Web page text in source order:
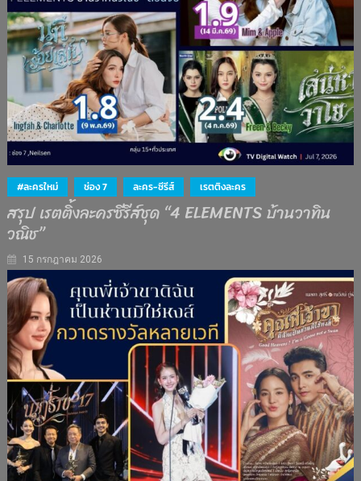
#ละครใหม่ ช่อง 7 ละคร-ซีรีส์ เรตติงละคร
สรุป เรตติ้งละครซีรีส์ชุด “4 ELEMENTS บ้านวาทิน
วณิช”
15 กรกฎาคม 2026